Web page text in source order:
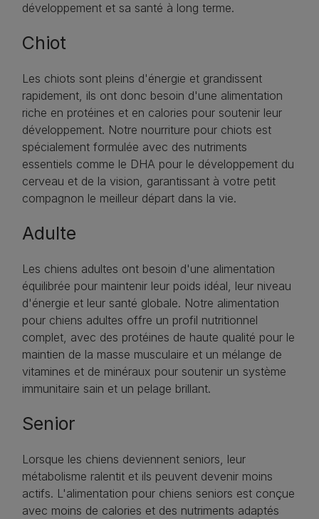
développement et sa santé à long terme.
Chiot
Les chiots sont pleins d'énergie et grandissent
rapidement, ils ont donc besoin d'une alimentation
riche en protéines et en calories pour soutenir leur
développement. Notre nourriture pour chiots est
spécialement formulée avec des nutriments
essentiels comme le DHA pour le développement du
cerveau et de la vision, garantissant à votre petit
compagnon le meilleur départ dans la vie.
Adulte
Les chiens adultes ont besoin d'une alimentation
équilibrée pour maintenir leur poids idéal, leur niveau
d'énergie et leur santé globale. Notre alimentation
pour chiens adultes offre un profil nutritionnel
complet, avec des protéines de haute qualité pour le
maintien de la masse musculaire et un mélange de
vitamines et de minéraux pour soutenir un système
immunitaire sain et un pelage brillant.
Senior
Lorsque les chiens deviennent seniors, leur
métabolisme ralentit et ils peuvent devenir moins
actifs. L'alimentation pour chiens seniors est conçue
avec moins de calories et des nutriments adaptés